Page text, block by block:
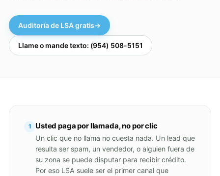
Auditoría de LSA gratis→
Llame o mande texto: (954) 508-5151
1 Usted paga por llamada, no por clic
Un clic que no llama no cuesta nada. Un lead que
resulta ser spam, un vendedor, o alguien fuera de
su zona se puede disputar para recibir crédito.
Por eso LSA suele ser el primer canal que